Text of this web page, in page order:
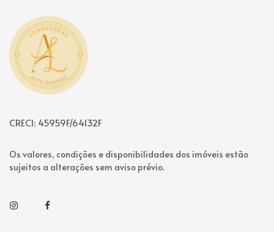
Página inicial
CRECI: 45959F/64132F
Os valores, condições e disponibilidades dos imóveis estão
sujeitos a alterações sem aviso prévio.
InstagramFacebook